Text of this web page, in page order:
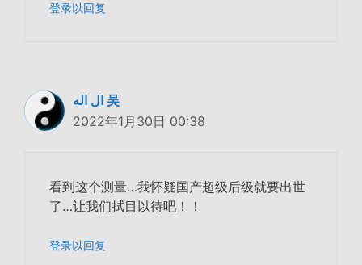
登录以回复
ال اله 吴
2022年1月30日 00:38
看到这个测量…我怀疑国产超级后级就要出世
了…让我们拭目以待吧！！
登录以回复